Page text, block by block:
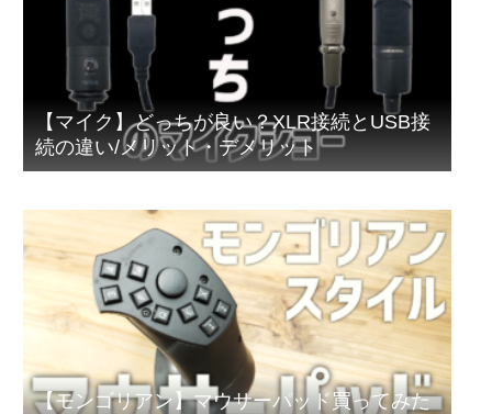
【マイク】どっちが良い？XLR接続とUSB接
続の違い/メリット・デメリット
【モンゴリアン】マウサーパッド買ってみた